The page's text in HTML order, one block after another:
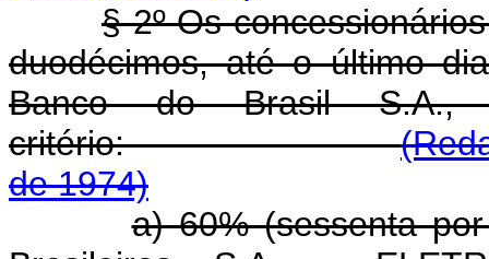
§ 2º Os
duodécimos, até o último
Banco do Brasil
critério:
de 1974)
a) 60% (sessenta